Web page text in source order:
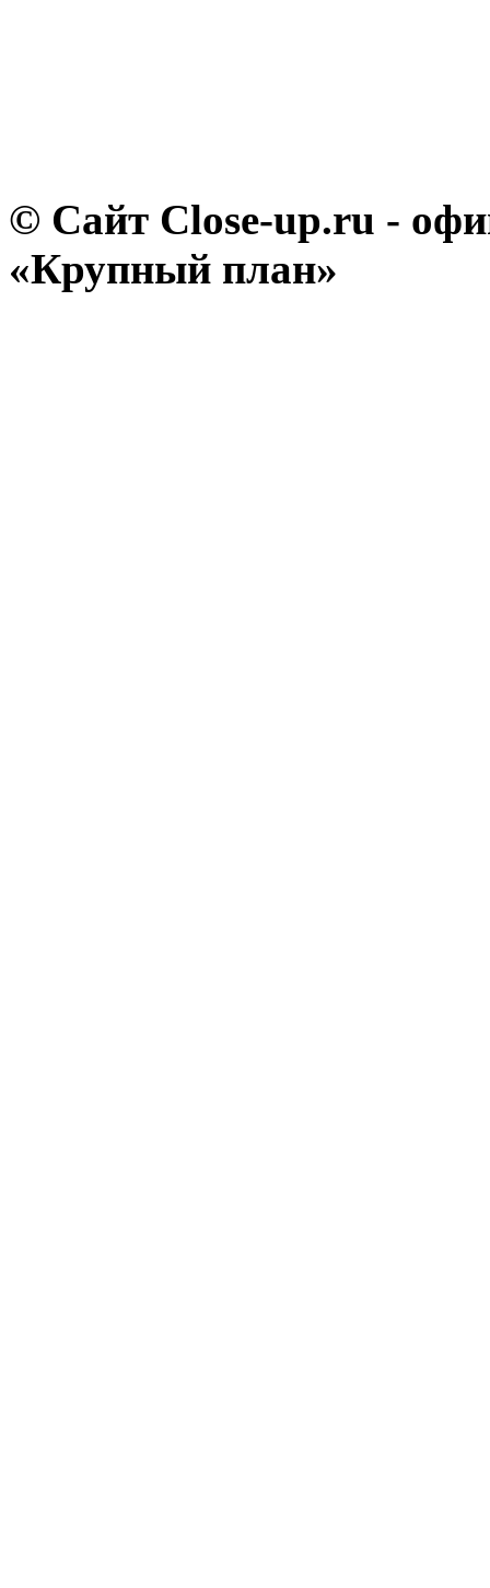
© Сайт Close-up.ru -
«Крупный план»